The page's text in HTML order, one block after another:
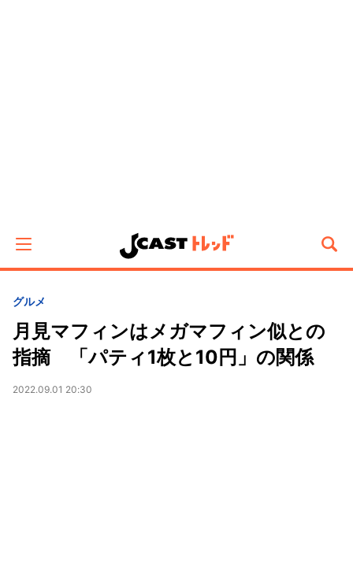
グルメ
月見マフィンはメガマフィン似との
指摘 「パティ1枚と10円」の関係
2022.09.01 20:30